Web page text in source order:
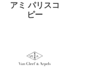
アミ パリスコ
ピー